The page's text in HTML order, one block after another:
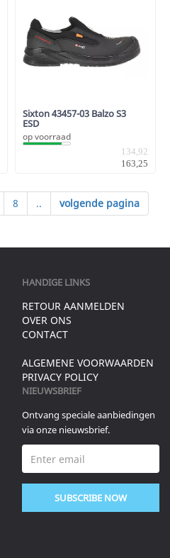
Sixton 43457-03 Balzo S3
ESD
op voorraad
134,92
163,25
8 .. volgende pagina
HANDIGE LINKS
RETOUR AANMELDEN
OVER ONS
CONTACT
ALGEMENE VOORWAARDEN
PRIVACY POLICY
NIEUWSBRIEF
Ontvang speciale aanbiedingen
via onze nieuwsbrief.
SUBSCRIBE NOW